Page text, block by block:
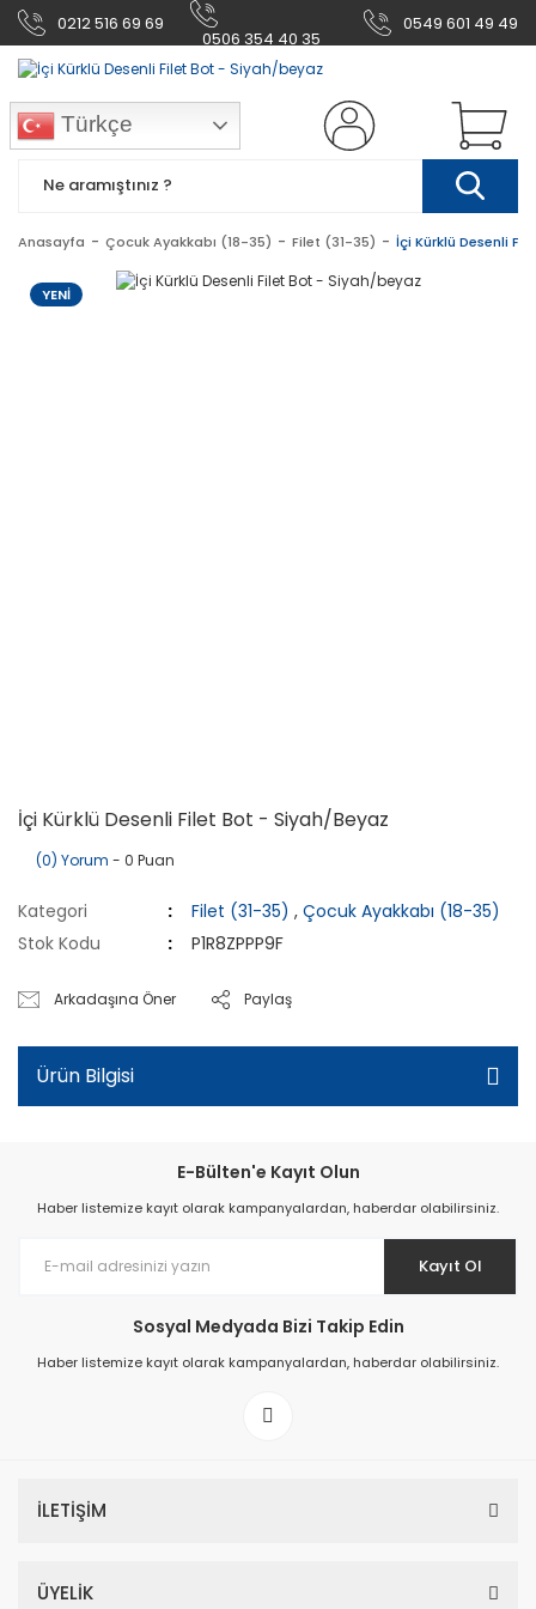
0212 516 69 69
0506 354 40 35
0549 601 49 49
Türkçe
Anasayfa Çocuk Ayakkabı (18-35) Filet (31-35) İçi Kürklü Desenli
YENİ
İçi Kürklü Desenli Filet Bot - Siyah/Beyaz
(0) Yorum - 0 Puan
Kategori Filet (31-35) ,Çocuk Ayakkabı (18-35)
Stok Kodu
P1R8ZPPP9F
Arkadaşına Öner Paylaş
Ürün Bilgisi
E-Bülten'e Kayıt Olun
Haber listemize kayıt olarak kampanyalardan, haberdar olabilirsiniz.
Kayıt Ol
Sosyal Medyada Bizi Takip Edin
Haber listemize kayıt olarak kampanyalardan, haberdar olabilirsiniz.
İLETİŞİM
ÜYELİK